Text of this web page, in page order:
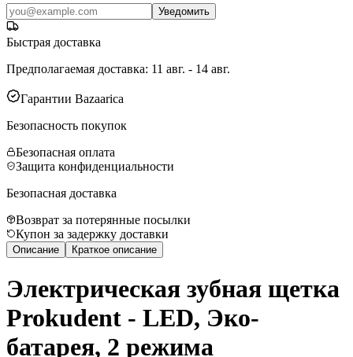
Уведомить
Быстрая доставка
Предполагаемая доставка: 11 авг. - 14 авг.
Гарантии Bazaarica
Безопасность покупок
Безопасная оплата
Защита конфиденциальности
Безопасная доставка
Возврат за потерянные посылки
Купон за задержку доставки
Описание Краткое описание
Электрическая зубная щетка
Prokudent - LED, Эко-
батарея, 2 режима